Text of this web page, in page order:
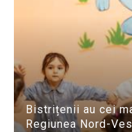
Bistrițenii au cei
Regiunea Nord-